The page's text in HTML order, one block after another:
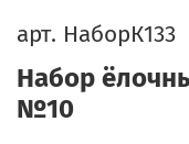
арт. НаборК133
Набор
№10